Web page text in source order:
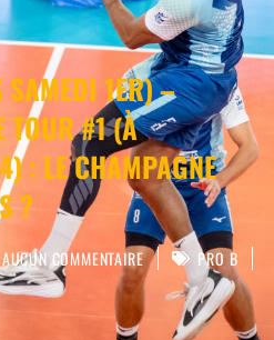
1ER) –
TOUR #1 (À
: LE CHAMPAGNE
?
AUCUN COMMENTAIRE
PRO B